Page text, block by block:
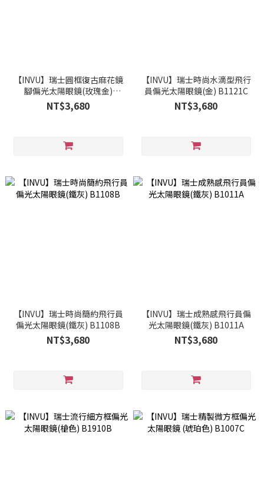
【INVU】瑞士圓框復古麻花鏡
腳偏光太陽眼鏡(玫瑰金)
B1127C
NT$3,680
【INVU】瑞士時尚水滴型飛行
員偏光太陽眼鏡(金) B1121C
NT$3,680
【INVU】瑞士時尚簡約飛行員
偏光太陽眼鏡(鐵灰) B1108B
NT$3,680
【INVU】瑞士成熟感飛行員偏
光太陽眼鏡(鐵灰) B1011A
NT$3,680